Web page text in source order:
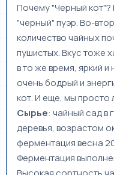
Почему "Черный кот"?
"черный" пуэр. Во-
количество чайных
пушистых. Вкус тоже
в то же время, яркий
очень бодрый и
кот. И еще, мы просто
Сырье: чайный сад в
деревья, возрастом
ферментация весна
Ферментация